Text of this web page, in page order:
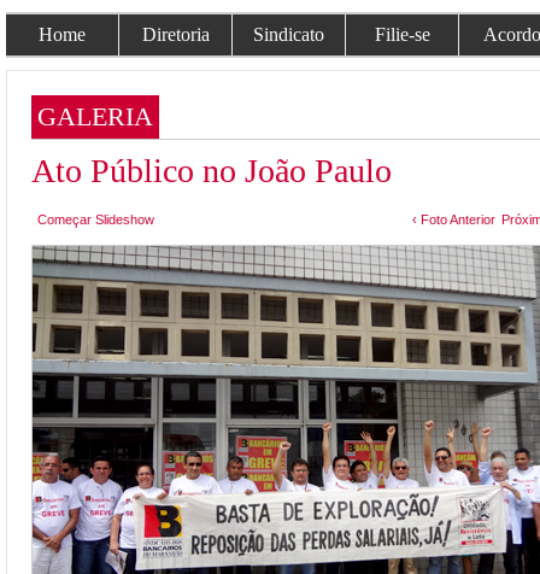
Home Diretoria Sindicato Filie-se
GALERIA
Ato Público no João Paulo
Começar Slideshow ‹ Foto Anterior